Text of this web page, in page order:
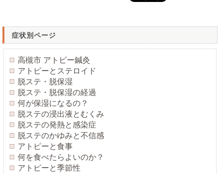
症状別ページ
高槻市 アトピー鍼灸
アトピーとステロイド
脱ステ・脱保湿
脱ステ・脱保湿の経過
何が保湿になるの？
脱ステの浸出液とむくみ
脱ステの発熱と感染症
脱ステのかゆみと不信感
アトピーと食事
何を食べたらよいのか？
アトピーと季節性